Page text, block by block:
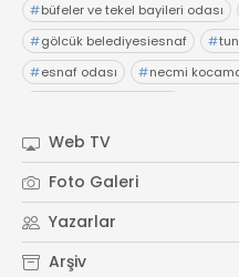
#büfeler ve tekel bayileri odası
#gölcük belediyesiesnaf #
#esnaf odası #necmi
Web TV
Foto Galeri
Yazarlar
Arşiv